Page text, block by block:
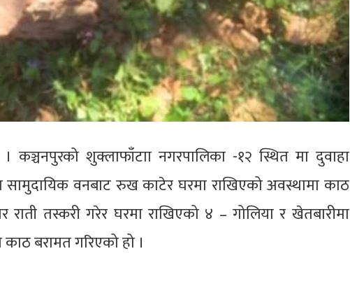
कञ्चनपुरको शुक्लाफाँटाा नगरपालिका -१२ स्थित मा दुवाहा
वनबाट रुख काटेर घरमा राखिएको अवस्थामा काठ
राती तस्करी गरेर घरमा राखिएको ४ – गोलिया र खेतबारीमा
बरामत गरिएको हो ।